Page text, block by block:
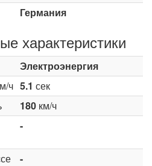
Германия
характеристики
Электроэнергия
ч 5.1 сек
180 км/ч
-
-